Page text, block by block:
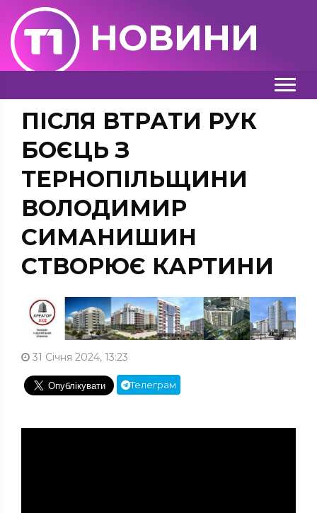
НОВИНИ
ПІСЛЯ ВТРАТИ РУК
БОЄЦЬ З
ТЕРНОПІЛЬЩИНИ
ВОЛОДИМИР
СИМАНИШИН
СТВОРЮЄ КАРТИНИ
31 Січня 2024, 13:23
Телеграм